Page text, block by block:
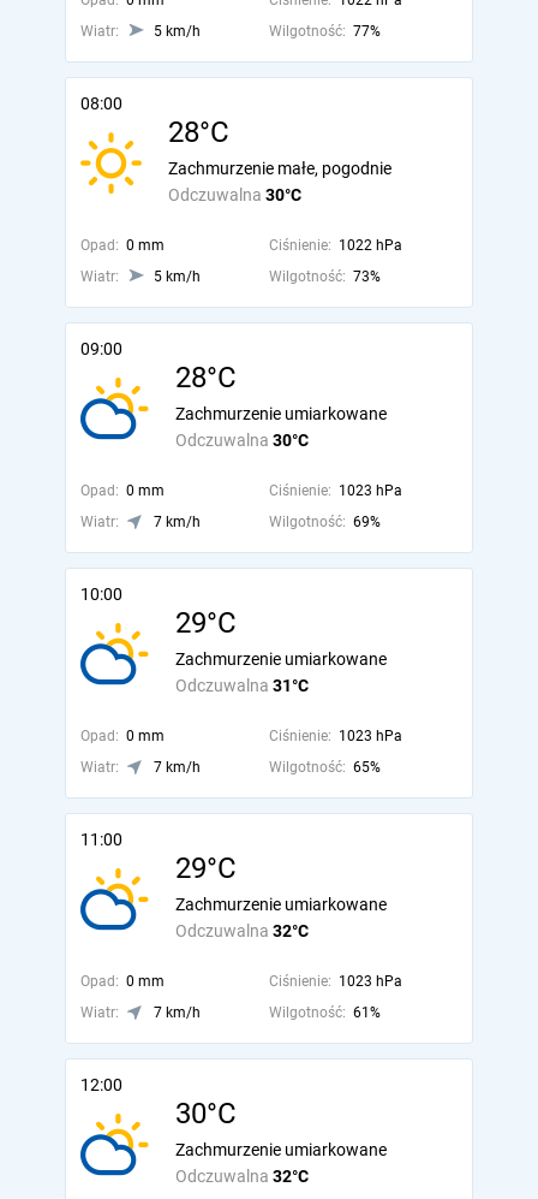
Wiatr:
5 km/h Wilgotność: 77%
08:00
28°C
Odczuwalna 30°C
Zachmurzenie małe, pogodnie
Opad: 0 mm Ciśnienie: 1022 hPa
Wiatr:
5 km/h Wilgotność: 73%
09:00
28°C
Odczuwalna 30°C
Zachmurzenie umiarkowane
Opad: 0 mm Ciśnienie: 1023 hPa
Wiatr:
7 km/h Wilgotność: 69%
10:00
29°C
Odczuwalna 31°C
Zachmurzenie umiarkowane
Opad: 0 mm Ciśnienie: 1023 hPa
Wiatr:
7 km/h Wilgotność: 65%
11:00
29°C
Odczuwalna 32°C
Zachmurzenie umiarkowane
Opad: 0 mm Ciśnienie: 1023 hPa
Wiatr:
7 km/h Wilgotność: 61%
12:00
30°C
Odczuwalna 32°C
Zachmurzenie umiarkowane